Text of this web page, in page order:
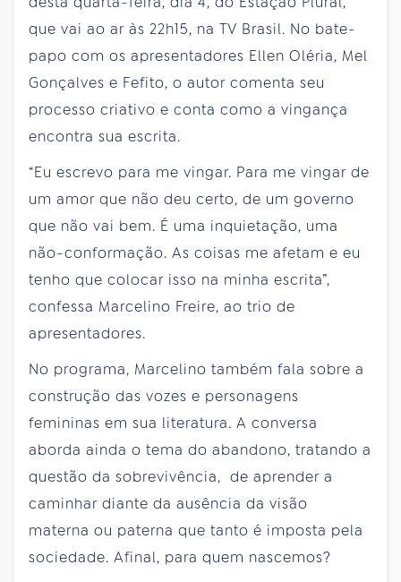
que vai ao ar às 22h15, na TV Brasil. No bate-
papo com os apresentadores Ellen Oléria, Mel
Gonçalves e Fefito, o autor comenta seu
processo criativo e conta como a vingança
encontra sua escrita.
“Eu escrevo para me vingar. Para me vingar de
um amor que não deu certo, de um governo
que não vai bem. É uma inquietação, uma
não-conformação. As coisas me afetam e eu
tenho que colocar isso na minha escrita”,
confessa Marcelino Freire, ao trio de
apresentadores.
No programa, Marcelino também fala sobre a
construção das vozes e personagens
femininas em sua literatura. A conversa
aborda ainda o tema do abandono, tratando a
questão da sobrevivência, de aprender a
caminhar diante da ausência da visão
materna ou paterna que tanto é imposta pela
sociedade. Afinal, para quem nascemos?